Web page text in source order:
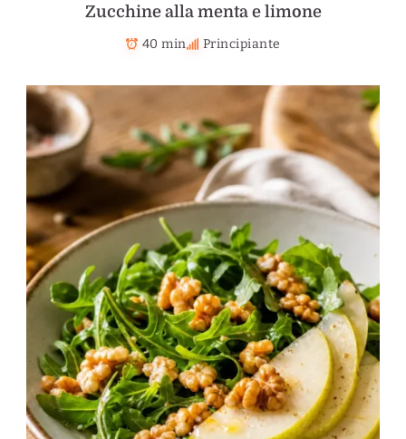
Zucchine alla menta e limone
40 min Principiante